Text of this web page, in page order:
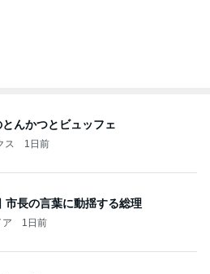
んかつとビュッフェ
ス 1日前
市長の言葉に動揺する総理
ア 1日前